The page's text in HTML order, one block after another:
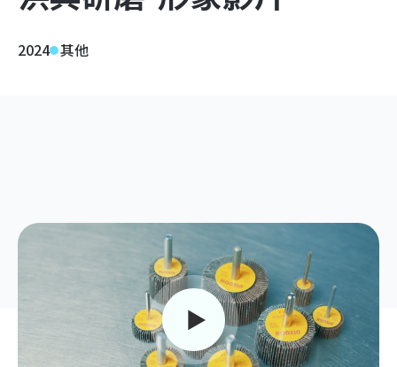
2024 其他